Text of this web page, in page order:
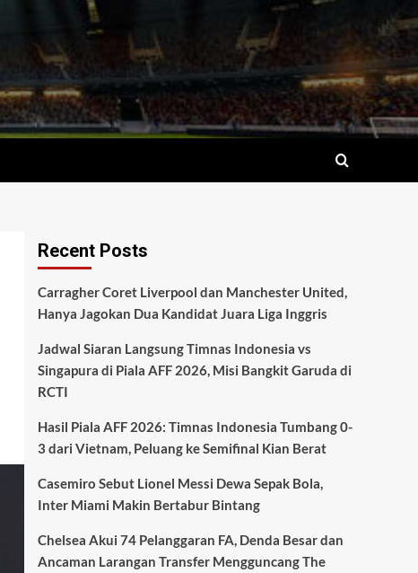
Recent Posts
Carragher Coret Liverpool dan Manchester United,
Hanya Jagokan Dua Kandidat Juara Liga Inggris
Jadwal Siaran Langsung Timnas Indonesia vs
Singapura di Piala AFF 2026, Misi Bangkit Garuda di
RCTI
Hasil Piala AFF 2026: Timnas Indonesia Tumbang 0-
3 dari Vietnam, Peluang ke Semifinal Kian Berat
Casemiro Sebut Lionel Messi Dewa Sepak Bola,
Inter Miami Makin Bertabur Bintang
Chelsea Akui 74 Pelanggaran FA, Denda Besar dan
Ancaman Larangan Transfer Mengguncang The